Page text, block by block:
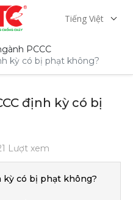
Tiếng Việt
PCCC
kỳ có bị phạt không?
định kỳ có bị
Lượt xem
kỳ có bị phạt không?